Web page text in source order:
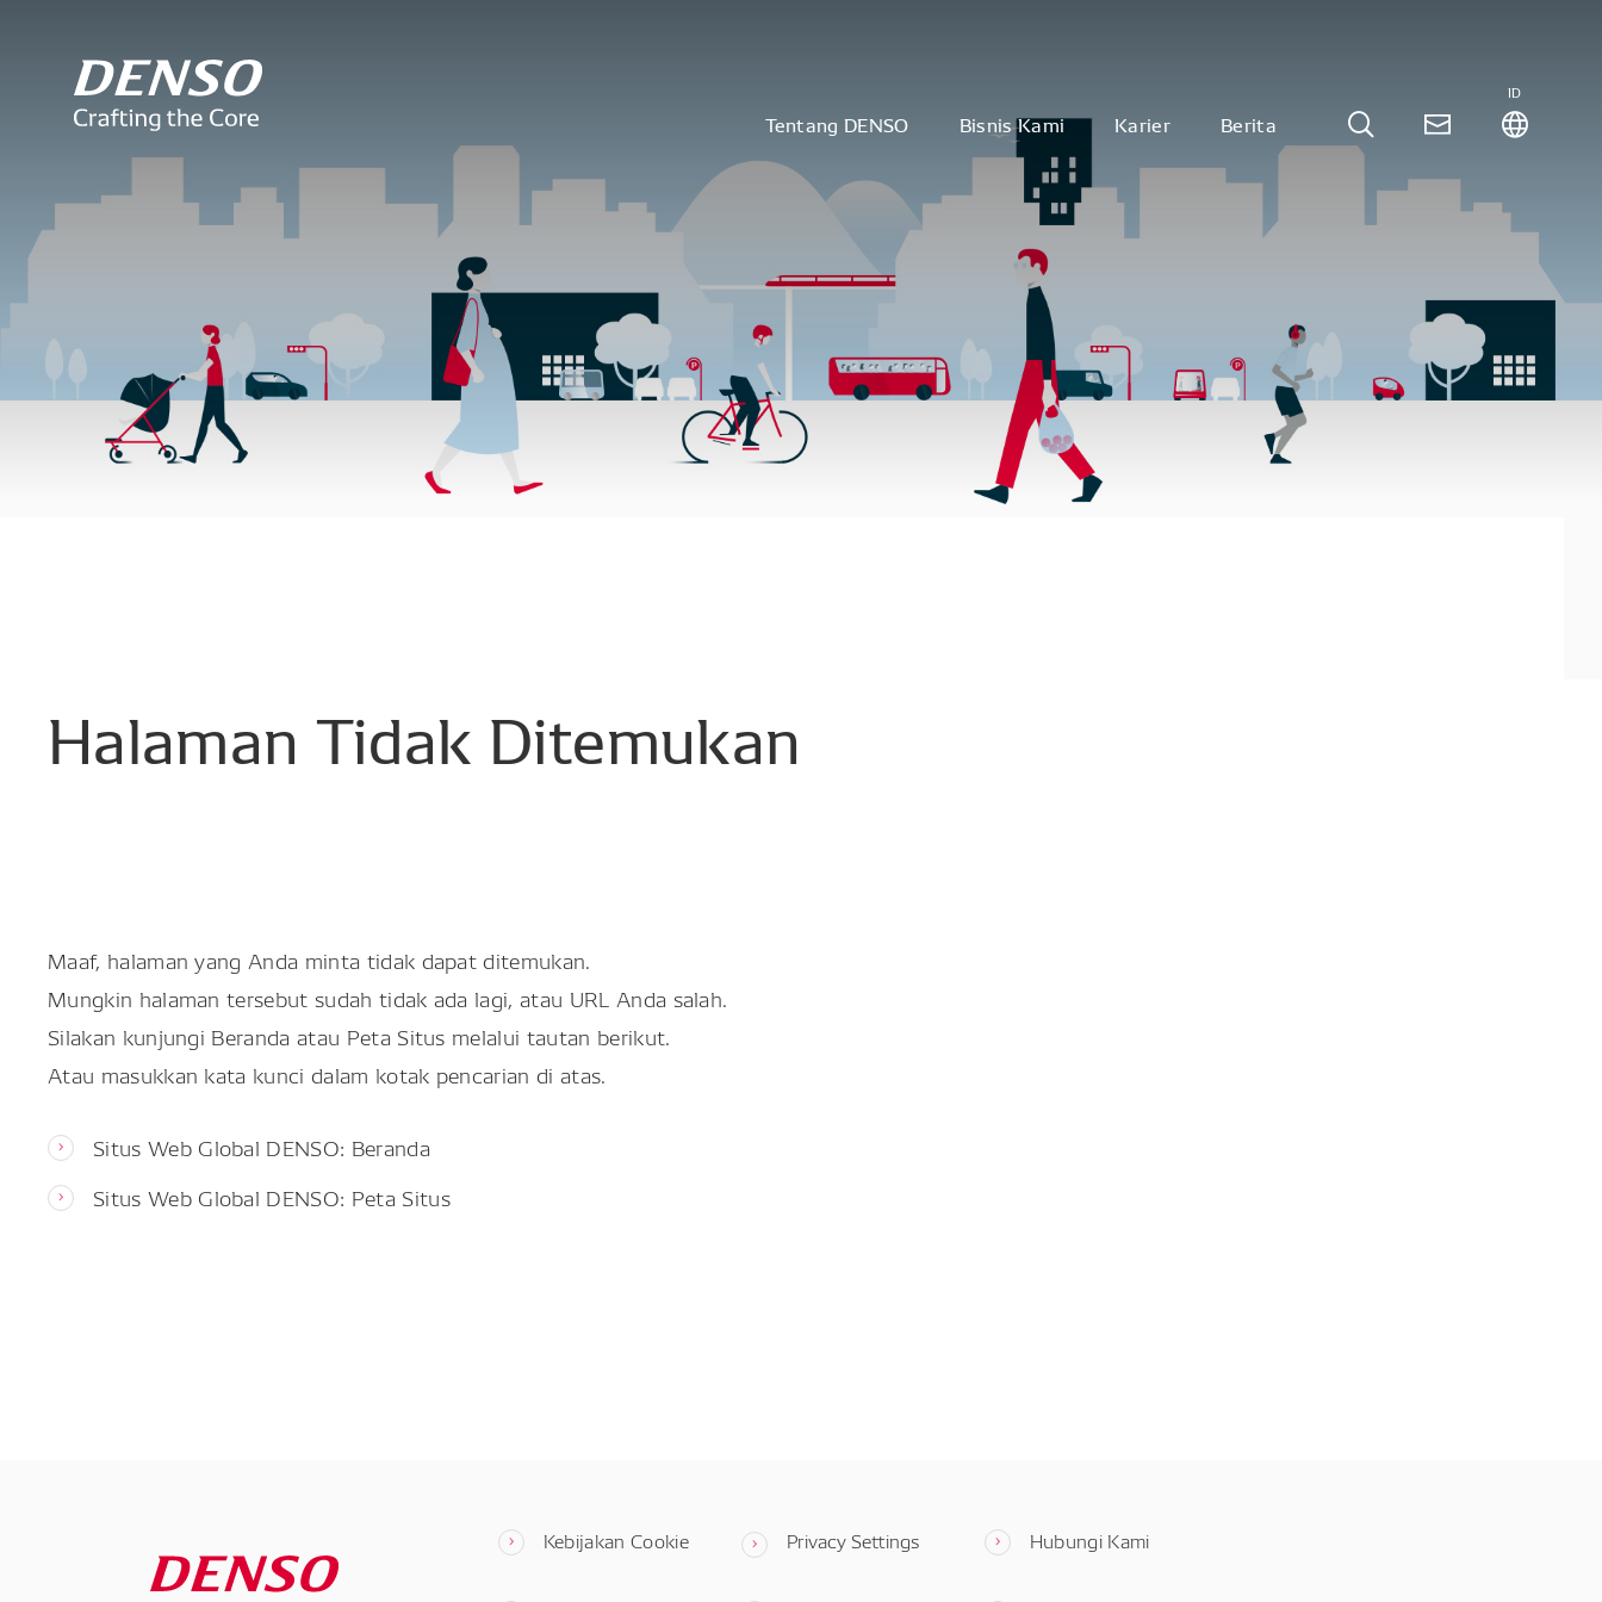
Tentang DENSO Bisnis Kami Karier Berita
ID
Halaman Tidak Ditemukan
Maaf, halaman yang Anda minta tidak dapat ditemukan.
Mungkin halaman tersebut sudah tidak ada lagi, atau URL Anda salah.
Silakan kunjungi Beranda atau Peta Situs melalui tautan berikut.
Atau masukkan kata kunci dalam kotak pencarian di atas.
Situs Web Global DENSO: Beranda
Situs Web Global DENSO: Peta Situs
Kebijakan Cookie Privacy Settings Hubungi Kami